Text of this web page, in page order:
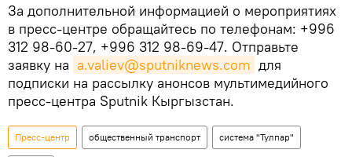
За дополнительной информацией о мероприятиях
в пресс-центре обращайтесь по телефонам: +996
312 98-60-27, +996 312 98-69-47. Отправьте
заявку на a.valiev@sputniknews.com для
подписки на рассылку анонсов мультимедийного
пресс-центра Sputnik Кыргызстан.
Пресс-центр общественный транспорт система "Тулпар"